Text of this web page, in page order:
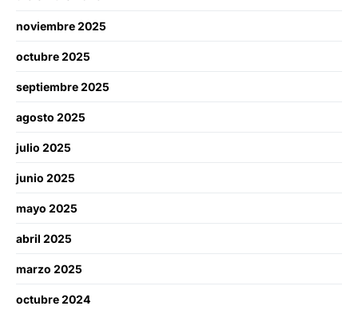
noviembre 2025
octubre 2025
septiembre 2025
agosto 2025
julio 2025
junio 2025
mayo 2025
abril 2025
marzo 2025
octubre 2024